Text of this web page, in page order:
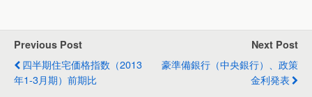
Previous Post
四半期住宅価格指数（2013
年1-3月期）前期比
Next Post
豪準備銀行（中央銀行）、政策
金利発表